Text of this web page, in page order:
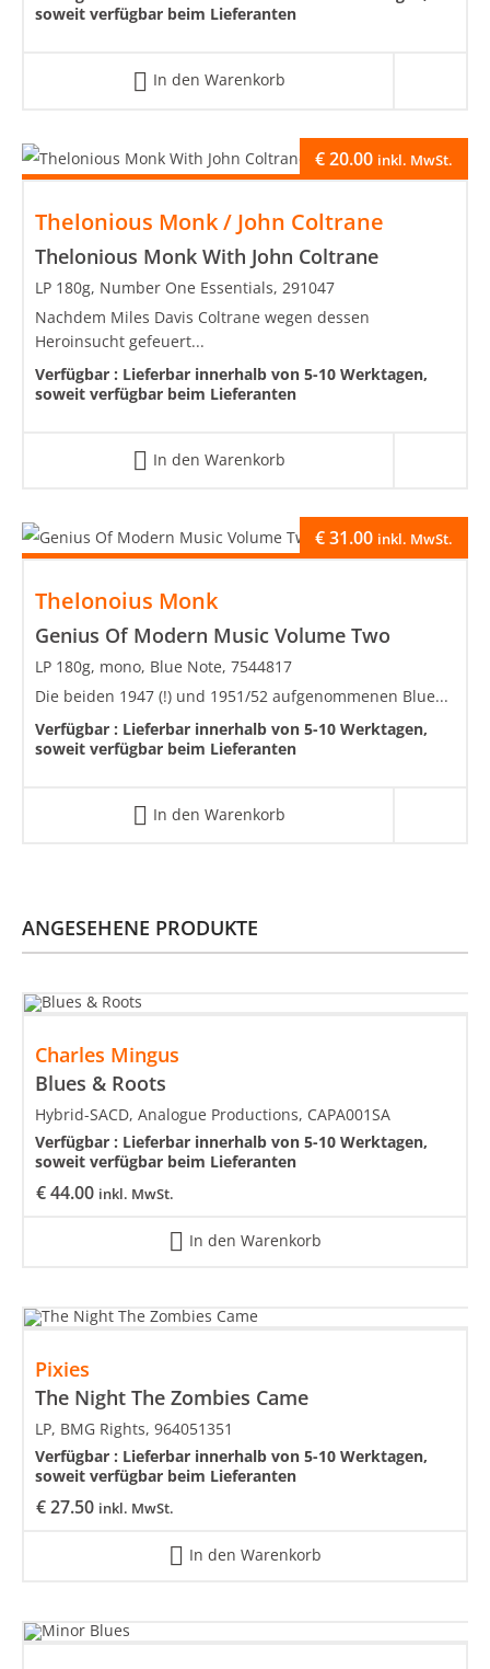
soweit verfügbar beim Lieferanten
In den Warenkorb
Thelonious Monk / John Coltrane
Thelonious Monk With John Coltrane
€20.00 inkl. MwSt.
LP 180g, Number One Essentials, 291047
Nachdem Miles Davis Coltrane wegen dessen
Heroinsucht gefeuert...
Verfügbar : Lieferbar innerhalb von 5-10 Werktagen,
soweit verfügbar beim Lieferanten
In den Warenkorb
Thelonoius Monk
Genius Of Modern Music Volume Two
€31.00 inkl. MwSt.
LP 180g, mono, Blue Note, 7544817
Die beiden 1947 (!) und 1951/52 aufgenommenen Blue...
Verfügbar : Lieferbar innerhalb von 5-10 Werktagen,
soweit verfügbar beim Lieferanten
In den Warenkorb
ANGESEHENE PRODUKTE
Charles Mingus
Blues & Roots
€44.00 inkl. MwSt.
Hybrid-SACD, Analogue Productions, CAPA001SA
Verfügbar : Lieferbar innerhalb von 5-10 Werktagen,
soweit verfügbar beim Lieferanten
In den Warenkorb
Pixies
The Night The Zombies Came
€27.50 inkl. MwSt.
LP, BMG Rights, 964051351
Verfügbar : Lieferbar innerhalb von 5-10 Werktagen,
soweit verfügbar beim Lieferanten
In den Warenkorb